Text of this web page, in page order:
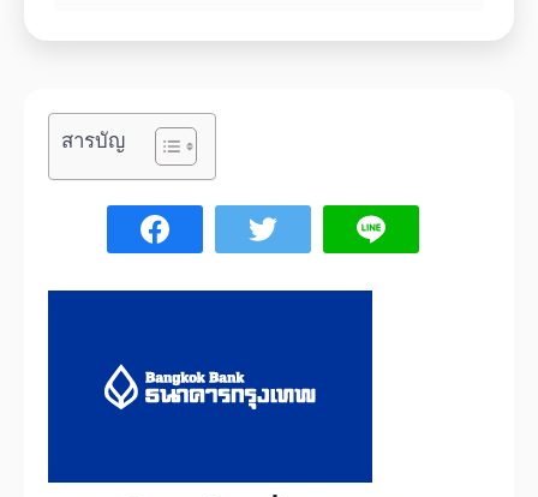
สารบัญ